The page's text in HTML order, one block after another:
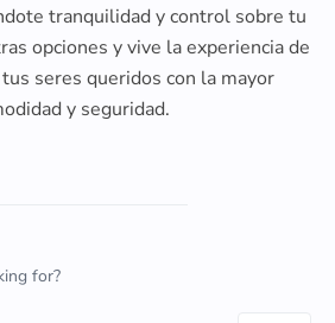
tranquilidad y control sobre tu
opciones y vive la experiencia de
seres queridos con la mayor
y seguridad.